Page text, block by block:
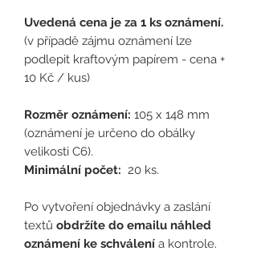
Uvedená cena je za 1 ks oznámení.
(v případě zájmu oznámení lze
podlepit kraftovým papírem - cena +
10 Kč / kus)
Rozměr oznámení: 105 x 148 mm
(oznámení je určeno do obálky
velikosti C6).
Minimální počet: 20 ks.
Po vytvoření objednávky a zaslání
textů obdržíte do emailu náhled
oznámení ke schválení a kontrole.